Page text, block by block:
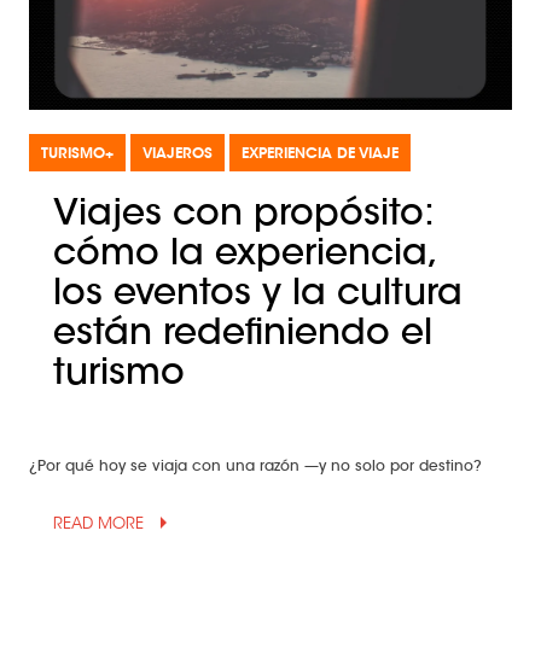
TURISMO+ VIAJEROS EXPERIENCIA DE VIAJE
Viajes con propósito:
cómo la experiencia,
los eventos y la cultura
están redefiniendo el
turismo
¿Por qué hoy se viaja con una razón —y no solo por destino?
READ MORE arrow_drop_up